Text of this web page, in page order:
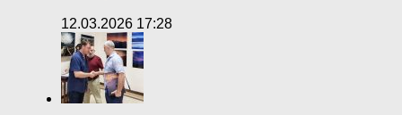
12.03.2026 17:28